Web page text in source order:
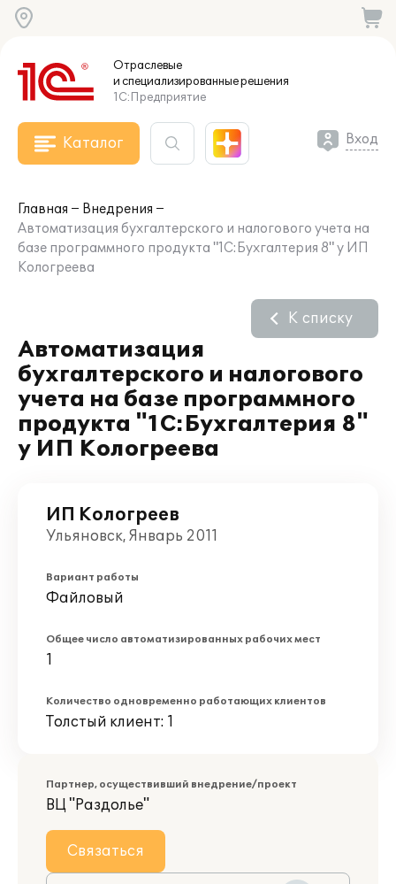
Отраслевые
и специализированныерешения
1С:Предприятие
Каталог Вход
Главная
Внедрения
Автоматизация бухгалтерского и налогового учета на
базе программного продукта "1С:Бухгалтерия 8" у ИП
Кологреева
Автоматизация
бухгалтерского и налогового
учета на базе программного
продукта "1С:Бухгалтерия 8"
у ИП Кологреева
К списку
ИП Кологреев
Ульяновск, Январь 2011
Вариант работы
Файловый
Общее число автоматизированных рабочих мест
1
Количество одновременно работающих клиентов
Толстый клиент: 1
Партнер, осуществивший внедрение/проект
ВЦ "Раздолье"
Связаться